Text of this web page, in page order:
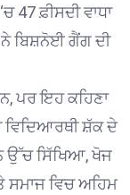
47 ਫ਼ੀਸਦੀ ਵਾਧਾ
ਬਿਸ਼ਨੋਈ ਗੈਂਗ ਦੀ
ਪਰ ਇਹ ਕਹਿਣਾ
ਵਿਦਿਆਰਥੀ ਸ਼ੱਕ ਦੇ
ਉੱਚ ਸਿੱਖਿਆ, ਖੋਜ
ਸਮਾਜ ਵਿਚ ਅਹਿਮ